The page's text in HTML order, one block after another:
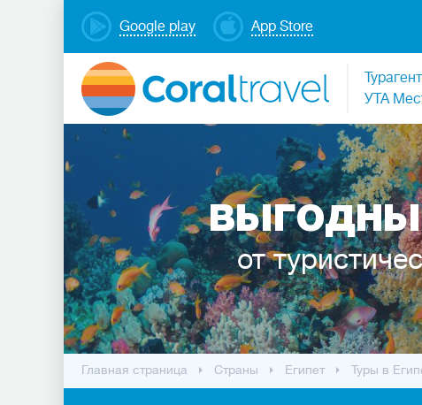
Google play App Store
УТА
от
Главная страница Cтраны Египет Туры в